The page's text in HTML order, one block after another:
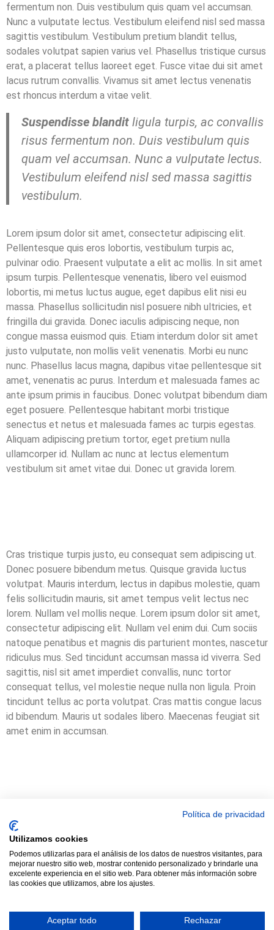
fermentum non. Duis vestibulum quis quam vel accumsan.
Nunc a vulputate lectus. Vestibulum eleifend nisl sed massa
sagittis vestibulum. Vestibulum pretium blandit tellus,
sodales volutpat sapien varius vel. Phasellus tristique cursus
erat, a placerat tellus laoreet eget. Fusce vitae dui sit amet
lacus rutrum convallis. Vivamus sit amet lectus venenatis
est rhoncus interdum a vitae velit.
Suspendisse blandit ligula turpis, ac convallis
risus fermentum non. Duis vestibulum quis
quam vel accumsan. Nunc a vulputate lectus.
Vestibulum eleifend nisl sed massa sagittis
vestibulum.
Lorem ipsum dolor sit amet, consectetur adipiscing elit.
Pellentesque quis eros lobortis, vestibulum turpis ac,
pulvinar odio. Praesent vulputate a elit ac mollis. In sit amet
ipsum turpis. Pellentesque venenatis, libero vel euismod
lobortis, mi metus luctus augue, eget dapibus elit nisi eu
massa. Phasellus sollicitudin nisl posuere nibh ultricies, et
fringilla dui gravida. Donec iaculis adipiscing neque, non
congue massa euismod quis. Etiam interdum dolor sit amet
justo vulputate, non mollis velit venenatis. Morbi eu nunc
nunc. Phasellus lacus magna, dapibus vitae pellentesque sit
amet, venenatis ac purus. Interdum et malesuada fames ac
ante ipsum primis in faucibus. Donec volutpat bibendum diam
eget posuere. Pellentesque habitant morbi tristique
senectus et netus et malesuada fames ac turpis egestas.
Aliquam adipiscing pretium tortor, eget pretium nulla
ullamcorper id. Nullam ac nunc at lectus elementum
vestibulum sit amet vitae dui. Donec ut gravida lorem.
Cras tristique turpis justo, eu consequat sem adipiscing ut.
Donec posuere bibendum metus. Quisque gravida luctus
volutpat. Mauris interdum, lectus in dapibus molestie, quam
felis sollicitudin mauris, sit amet tempus velit lectus nec
lorem. Nullam vel mollis neque. Lorem ipsum dolor sit amet,
consectetur adipiscing elit. Nullam vel enim dui. Cum sociis
natoque penatibus et magnis dis parturient montes, nascetur
ridiculus mus. Sed tincidunt accumsan massa id viverra. Sed
sagittis, nisl sit amet imperdiet convallis, nunc tortor
consequat tellus, vel molestie neque nulla non ligula. Proin
tincidunt tellus ac porta volutpat. Cras mattis congue lacus
id bibendum. Mauris ut sodales libero. Maecenas feugiat sit
amet enim in accumsan.
© 2021 TODOS LOS DERECHOS RESERVADOS ASTRACAN - Web
Política de privacidad
Utilizamos cookies
Podemos utilizarlas para el análisis de los datos de nuestros visitantes, para
mejorar nuestro sitio web, mostrar contenido personalizado y brindarle una
excelente experiencia en el sitio web. Para obtener más información sobre
las cookies que utilizamos, abre los ajustes.
Aceptar todo Rechazar